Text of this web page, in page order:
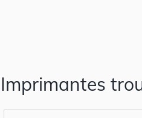
Imprimantes